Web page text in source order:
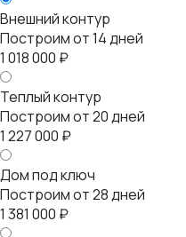
Внешний контур
Построим от 14 дней
1 018 000 ₽
Теплый контур
Построим от 20 дней
1 227 000 ₽
Дом под ключ
Построим от 28 дней
1 381 000 ₽